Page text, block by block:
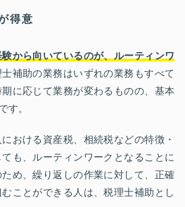
得意
から向いているのが、ルーティンワ
補助の業務はいずれの業務もすべて
に応じて業務が変わるものの、基本
す。
おける資産税、相続税などの特徴・
も、ルーティンワークとなることに
め、繰り返しの作業に対して、正確
ことができる人は、税理士補助とし